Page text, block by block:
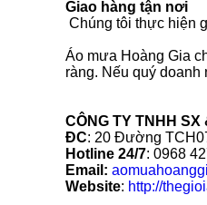
Giao hàng tận nơi
Chúng tôi thực hiện
Áo mưa Hoàng Gia
ràng. Nếu quý
CÔNG TY TNHH SX
ĐC: 20 Đường
Hotline 24/7: 0968
Email:
Website: http://